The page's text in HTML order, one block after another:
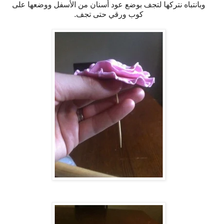
وبانتباه نتركها لتجف بوضع عود أسنان من الأسفل ووضعها على
كوب ورقي حتى تجف.